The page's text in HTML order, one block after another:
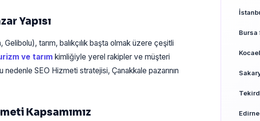
Yapısı
tarım, balıkçılık başta olmak üzere çeşitli
ve tarım kimliğiyle yerel rakipler ve müşteri
nedenle SEO Hizmeti stratejisi, Çanakkale pazarının
Kapsamımız
Bursa